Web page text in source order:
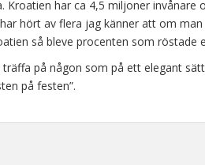
Kroatien har ca 4,5 miljoner invånare
hört av flera jag känner att om
så bleve procenten som röstade
träffa på någon som på ett elegant
på festen”.